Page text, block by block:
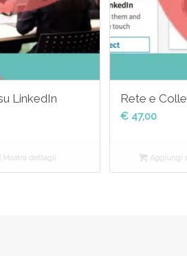
LinkedIn
Mostra dettagli
Rete e
€47,00
Aggiungi